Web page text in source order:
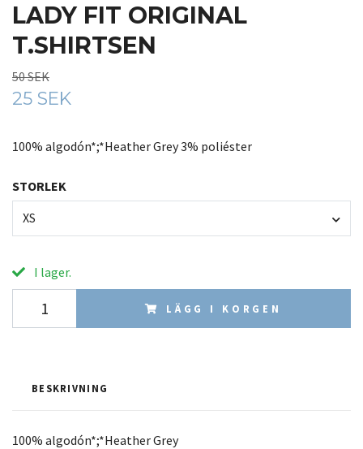
LADY FIT ORIGINAL
T.SHIRTSEN
50 SEK
25 SEK
100% algodón*;*Heather Grey 3% poliéster
STORLEK
XS
I lager.
LÄGG I KORGEN
BESKRIVNING
100% algodón*;*Heather Grey